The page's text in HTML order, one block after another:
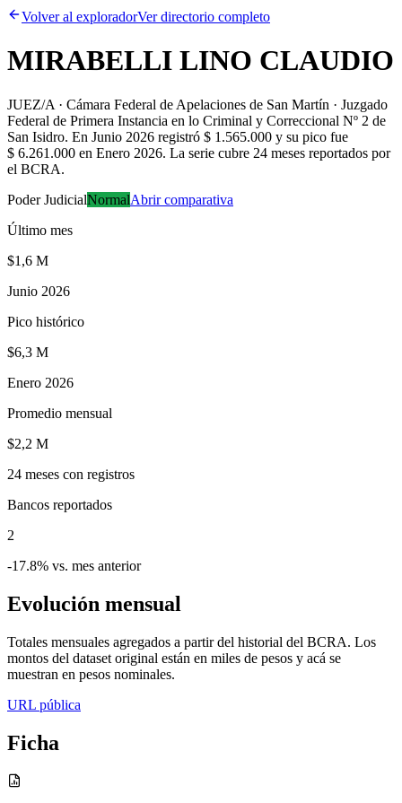
Volver al exploradorVer directorio completo
MIRABELLI LINO CLAUDIO
JUEZ/A · Cámara Federal de Apelaciones de San Martín · Juzgado
Federal de Primera Instancia en lo Criminal y Correccional Nº 2 de
San Isidro. En Junio 2026 registró $ 1.565.000 y su pico fue
$ 6.261.000 en Enero 2026. La serie cubre 24 meses reportados por
el BCRA.
Poder JudicialNormalAbrir comparativa
Último mes
$1,6 M
Junio 2026
Pico histórico
$6,3 M
Enero 2026
Promedio mensual
$2,2 M
24 meses con registros
Bancos reportados
2
-17.8% vs. mes anterior
Evolución mensual
Totales mensuales agregados a partir del historial del BCRA. Los
montos del dataset original están en miles de pesos y acá se
muestran en pesos nominales.
URL pública
Ficha